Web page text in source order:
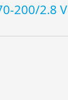
200/2.8